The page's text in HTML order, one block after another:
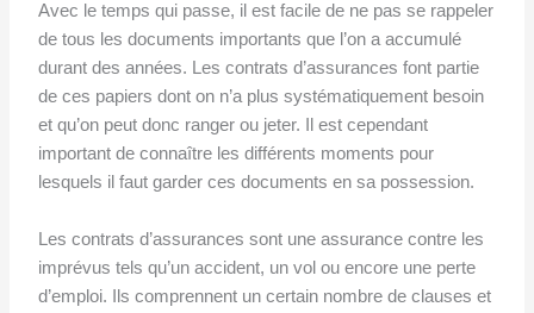
Avec le temps qui passe, il est facile de ne pas se rappeler
de tous les documents importants que l’on a accumulé
durant des années. Les contrats d’assurances font partie
de ces papiers dont on n’a plus systématiquement besoin
et qu’on peut donc ranger ou jeter. Il est cependant
important de connaître les différents moments pour
lesquels il faut garder ces documents en sa possession.
Les contrats d’assurances sont une assurance contre les
imprévus tels qu’un accident, un vol ou encore une perte
d’emploi. Ils comprennent un certain nombre de clauses et